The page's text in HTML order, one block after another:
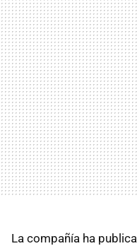
La compañía ha